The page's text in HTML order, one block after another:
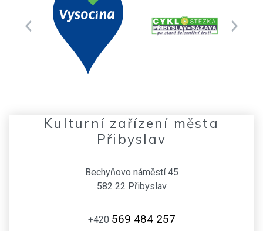
Kulturní zařízení města
Přibyslav
Bechyňovo náměstí 45
582 22 Přibyslav
+420 569 484 257